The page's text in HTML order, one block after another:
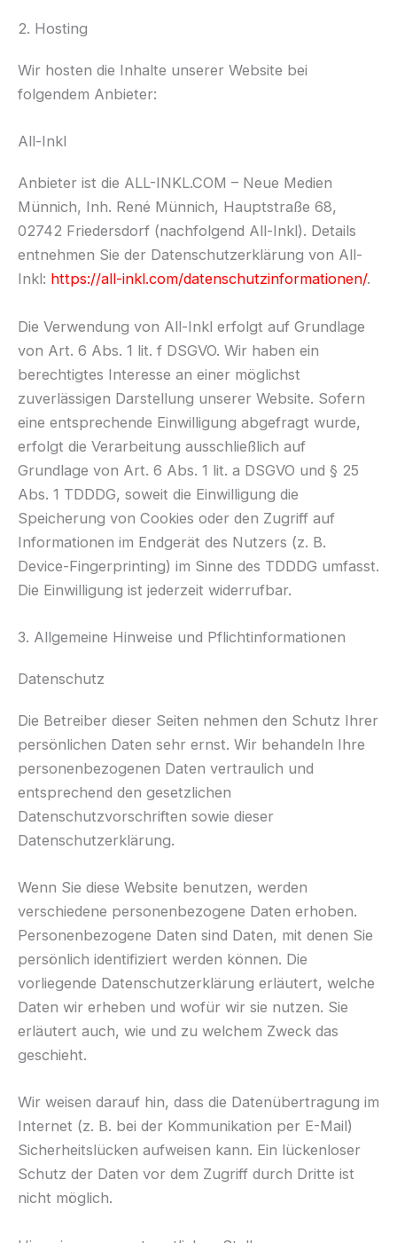
2. Hosting
Wir hosten die Inhalte unserer Website bei
folgendem Anbieter:
All-Inkl
Anbieter ist die ALL-INKL.COM – Neue Medien
Münnich, Inh. René Münnich, Hauptstraße 68,
02742 Friedersdorf (nachfolgend All-Inkl). Details
entnehmen Sie der Datenschutzerklärung von All-
Inkl: https://all-inkl.com/datenschutzinformationen/.
Die Verwendung von All-Inkl erfolgt auf Grundlage
von Art. 6 Abs. 1 lit. f DSGVO. Wir haben ein
berechtigtes Interesse an einer möglichst
zuverlässigen Darstellung unserer Website. Sofern
eine entsprechende Einwilligung abgefragt wurde,
erfolgt die Verarbeitung ausschließlich auf
Grundlage von Art. 6 Abs. 1 lit. a DSGVO und § 25
Abs. 1 TDDDG, soweit die Einwilligung die
Speicherung von Cookies oder den Zugriff auf
Informationen im Endgerät des Nutzers (z. B.
Device-Fingerprinting) im Sinne des TDDDG umfasst.
Die Einwilligung ist jederzeit widerrufbar.
3. Allgemeine Hinweise und Pflicht­informationen
Datenschutz
Die Betreiber dieser Seiten nehmen den Schutz Ihrer
persönlichen Daten sehr ernst. Wir behandeln Ihre
personenbezogenen Daten vertraulich und
entsprechend den gesetzlichen
Datenschutzvorschriften sowie dieser
Datenschutzerklärung.
Wenn Sie diese Website benutzen, werden
verschiedene personenbezogene Daten erhoben.
Personenbezogene Daten sind Daten, mit denen Sie
persönlich identifiziert werden können. Die
vorliegende Datenschutzerklärung erläutert, welche
Daten wir erheben und wofür wir sie nutzen. Sie
erläutert auch, wie und zu welchem Zweck das
geschieht.
Wir weisen darauf hin, dass die Datenübertragung im
Internet (z. B. bei der Kommunikation per E-Mail)
Sicherheitslücken aufweisen kann. Ein lückenloser
Schutz der Daten vor dem Zugriff durch Dritte ist
nicht möglich.